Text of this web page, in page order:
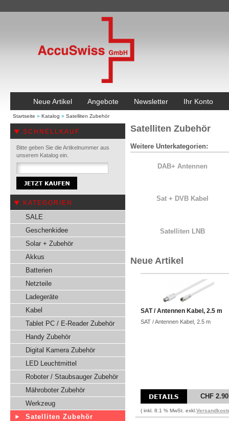
Neue Artikel Angebote Newsletter Ihr Konto
Startseite » Katalog » Satelliten Zubehör
SCHNELLKAUF
Bitte geben Sie die Artikelnummer aus
unserem Katalog ein.
KATEGORIEN
SALE
Geschenkidee
Solar + Zubehör
Akkus
Batterien
Netzteile
Ladegeräte
Kabel
Tablet PC / E-Reader Zubehör
Handy Zubehör
Digital Kamera Zubehör
LED Leuchtmittel
Roboter / Staubsauger Zubehör
Mähroboter Zubehör
Werkzeug
Satelliten Zubehör
Satelliten Zubehör
Weitere Unterkategorien:
DAB+ Antennen
Sat + DVB Kabel
Satelliten LNB
Neue Artikel
SAT / Antennen Kabel, 2.5 m
SAT / Antennen Kabel, 2.5 m
CHF 2.90
( inkl. 8.1 % MwSt. exkl.